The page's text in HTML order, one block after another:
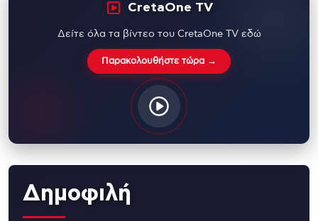
CretaOne TV
Δείτε όλα τα βίντεο του CretaOne TV εδώ
Παρακολουθήστε τώρα →
Δημοφιλή